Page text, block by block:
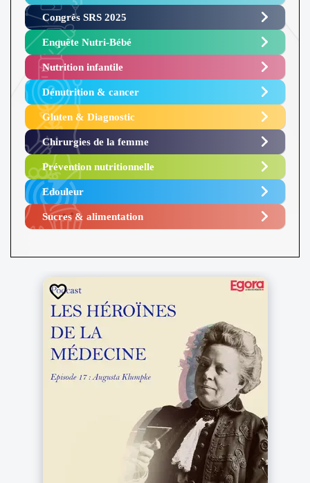
Congrès SRS 2025 ​
Enquête Nutri-Bébé ​
Nutrition infantile
Dénutrition & cancer
Gluten & Diagnostic
Chirurgies de la femme
Prévention nutritionnelle
Edouleur​
Sucres & alimentation​